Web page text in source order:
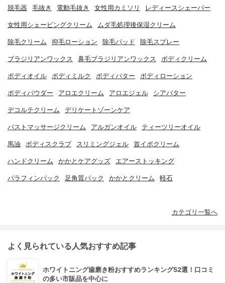
脱毛器 毛抜き 電動毛抜き 女性用カミソリ レディースシェーバー
女性用シェービングクリーム ムダ毛処理後保湿クリーム
除毛クリーム 抑毛ローション 除毛パッド 除毛スプレー
ブラジリアンワックス 鼻毛ブラジリアンワックス ボディクリーム
ボディオイル ボディミルク ボディバター ボディローション
ボディパウダー アロエクリーム アロエジェル シアバター
デコルテクリーム デリケートゾーンケア
バストマッサージクリーム アルガンオイル ティーツリーオイル
馬油 ボディスクラブ スリミングジェル 首イボクリーム
ハンドクリーム かかとケアグッズ エアーストッキング
パラフィンパック 足角質パック かかとクリーム 軽石
カテゴリ一覧へ
よく見られている人気おすすめ記事
ホワイトニング歯磨き粉おすすめランキング52選！口コミ
の多い市販品を中心に